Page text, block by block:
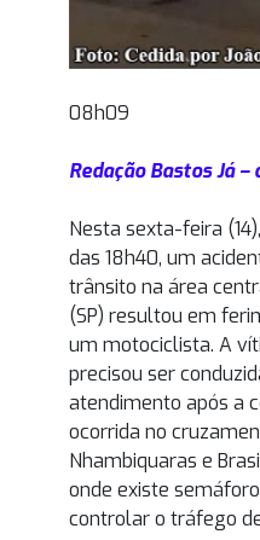
08h09
Redação Bastos Já
Nesta sexta-feira
das 18h40, um
trânsito na área
(SP) resultou em
um motociclista. A
precisou ser
atendimento após a
ocorrida no
Nhambiquaras e
onde existe
controlar o tráfego